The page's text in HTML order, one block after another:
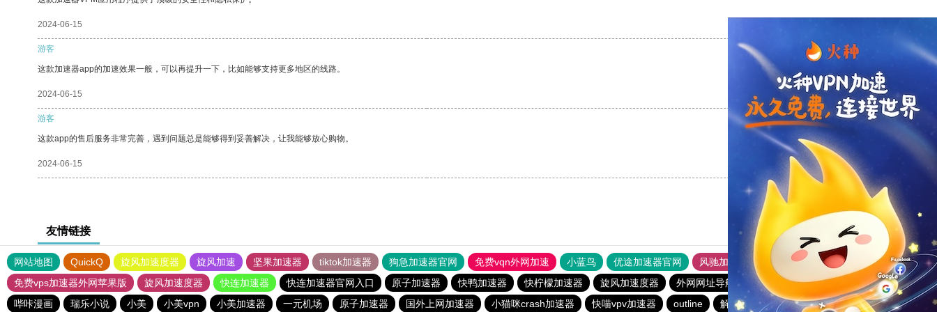
2024-06-15
游客
这款加速器app的加速效果一般，可以再提升一下，比如能够支持更多地区的线路。
2024-06-15 支持 [0] 反对[0]
游客
这款app的售后服务非常完善，遇到问题总是能够得到妥善解决，让我能够放心购物。
2024-06-15 支持
友情链接
网站地图 QuickQ 旋风加速度器 旋风加速 坚果加速器 tiktok加速器 狗急加速器官网 免费vqn外网加速 小蓝鸟 优途加速器官网 风驰加速器
旋风加速器
免费vps加速器外网苹果版
旋风加速度器 快连加速器 快连加速器官网入口 原子加速器 快鸭加速器 快柠檬加速器 旋风加速度器 外网网址导航 软件中心 雷霆加速
狂飙加速器
哔咔漫画
瑞乐小说 小美 小美vpn 小美加速器 一元机场 原子加速器 国外上网加速器 小猫咪crash加速器 快喵vpv加速器 outline 解锁机 慧通下载站 红海pro加速器